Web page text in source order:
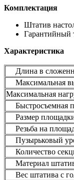
Комплектация
Штатив
Гарантийный
Характеристика
Длина в
Максимальная
Максимальная
Быстросъемная
Размер
Резьба на
Пузырьковый
Количество
Материал
Вес штатива с